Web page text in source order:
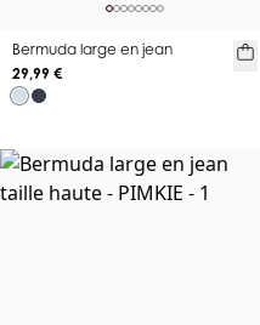
Bermuda large en jean
29,99 €